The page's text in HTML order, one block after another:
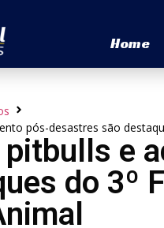
Home
pós-desastres são
pitbulls e
do 3º